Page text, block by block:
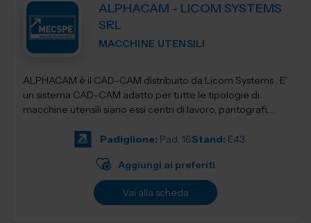
ALPHACAM - LICOM SYSTEMS
SRL
MACCHINE UTENSILI
ALPHACAM è il CAD-CAM distribuito da Licom Systems . E'
un sistema CAD-CAM adatto per tutte le tipologie di
macchine utensili siano essi centri di lavoro, pantografi,
Padiglione: Pad. 16Stand: E43
Aggiungi ai preferiti
Vai alla scheda